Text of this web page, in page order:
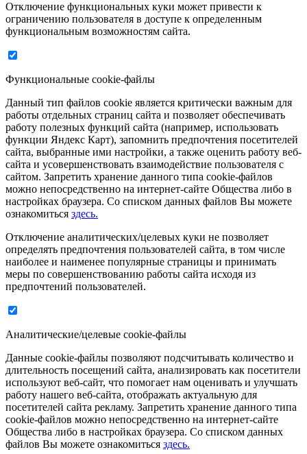
Отключение функциональных куки может привести к
ограничению пользователя в доступе к определенным
функциональным возможностям сайта.
Функциональные cookie-файлы
Данный тип файлов cookie является критически важным для
работы отдельных страниц сайта и позволяет обеспечивать
работу полезных функций сайта (например, использовать
функции Яндекс Карт), запомнить предпочтения посетителей
сайта, выбранные ими настройки, а также оценить работу веб-
сайта и усовершенствовать взаимодействие пользователя с
сайтом. Запретить хранение данного типа cookie-файлов
можно непосредственно на интернет-сайте Общества либо в
настройках браузера. Со списком данных файлов Вы можете
ознакомиться здесь.
Отключение аналитических/целевых куки не позволяет
определять предпочтения пользователей сайта, в том числе
наиболее и наименее популярные страницы и принимать
меры по совершенствованию работы сайта исходя из
предпочтений пользователей.
Аналитические/целевые cookie-файлы
Данные cookie-файлы позволяют подсчитывать количество и
длительность посещений сайта, анализировать как посетители
используют веб-сайт, что помогает нам оценивать и улучшать
работу нашего веб-сайта, отображать актуальную для
посетителей сайта рекламу. Запретить хранение данного типа
cookie-файлов можно непосредственно на интернет-сайте
Общества либо в настройках браузера. Со списком данных
файлов Вы можете ознакомиться здесь.